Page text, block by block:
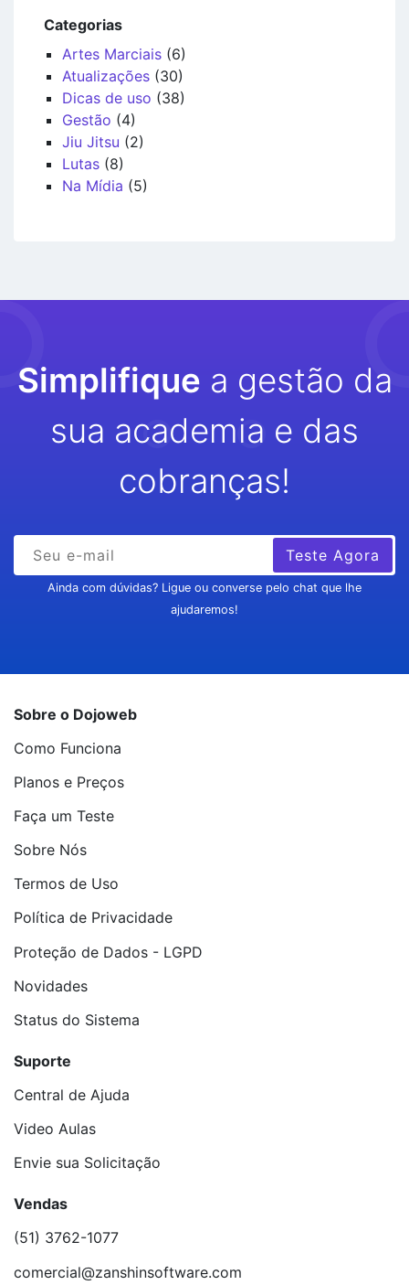
Categorias
Artes Marciais (6)
Atualizações (30)
Dicas de uso (38)
Gestão (4)
Jiu Jitsu (2)
Lutas (8)
Na Mídia (5)
Simplifique a gestão da
sua academia e das
cobranças!
Teste Agora
Ainda com dúvidas? Ligue ou converse pelo chat que lhe
ajudaremos!
Sobre o Dojoweb
Como Funciona
Planos e Preços
Faça um Teste
Sobre Nós
Termos de Uso
Política de Privacidade
Proteção de Dados - LGPD
Novidades
Status do Sistema
Suporte
Central de Ajuda
Video Aulas
Envie sua Solicitação
Vendas
(51) 3762-1077
comercial@zanshinsoftware.com